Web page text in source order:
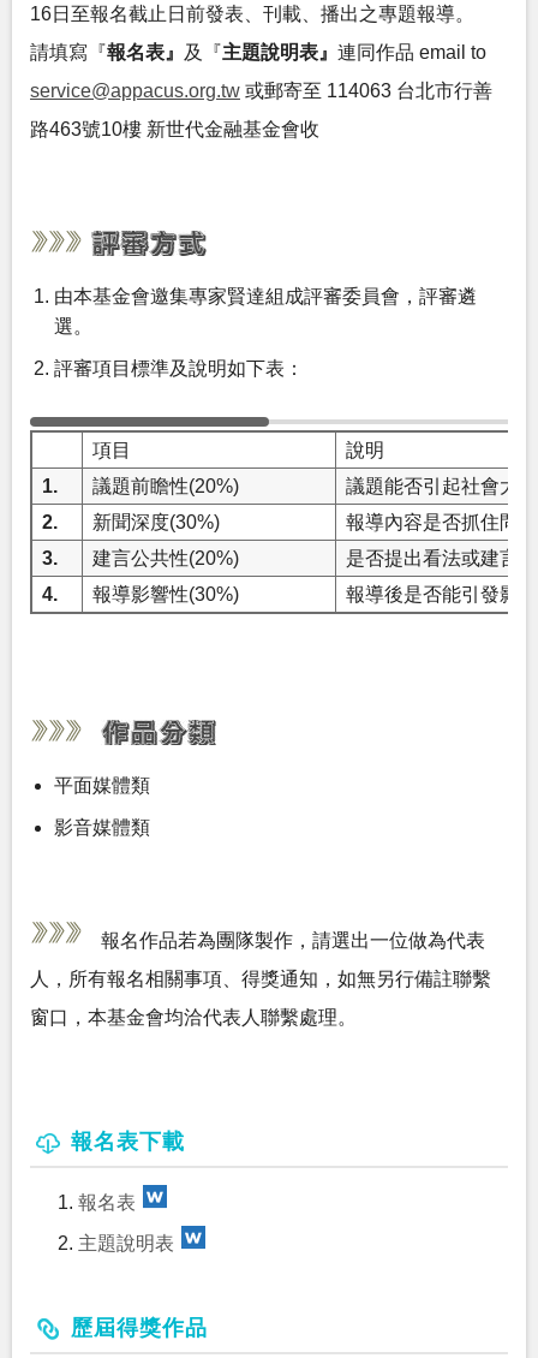
16日至報名截止日前發表、刊載、播出之專題報導。
請填寫『報名表』 及『主題說明表』 連同作品 email to
service@appacus.org.tw 或郵寄至 114063 台北市行善
路463號10樓 新世代金融基金會收
由本基金會邀集專家賢達組成評審委員會，評審遴
選。
評審項目標準及說明如下表：
項目
說明
1.
議題前瞻性(20%)
議題能否引起社會大
2.
新聞深度(30%)
報導內容是否抓住問
3.
建言公共性(20%)
是否提出看法或建言
4.
報導影響性(30%) 報導後是否能引發影
平面媒體類
影音媒體類
報名作品若為團隊製作，請選出一位做為代表
人，所有報名相關事項、得獎通知，如無另行備註聯繫
窗口，本基金會均洽代表人聯繫處理。
報名表下載
報名表
主題說明表
歷屆得獎作品